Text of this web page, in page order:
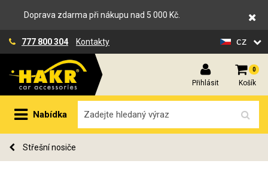
Doprava zdarma při nákupu nad 5 000 Kč.
777 800 304 Kontakty cz
Přihlásit
0
Košík
Nabídka
Střešní nosiče